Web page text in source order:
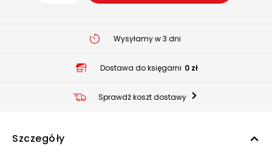
Wysyłamy w 3 dni
Dostawa do księgarni 0 zł
Sprawdź koszt dostawy
Szczegóły